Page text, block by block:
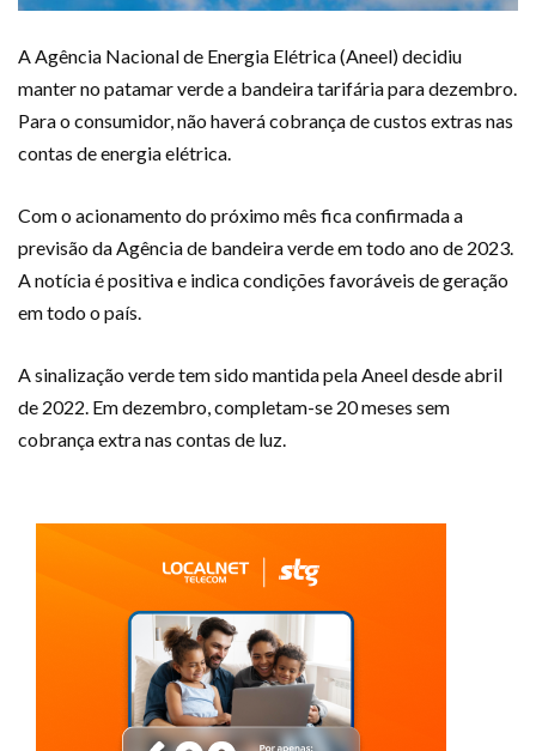
A Agência Nacional de Energia Elétrica (Aneel) decidiu
manter no patamar verde a bandeira tarifária para dezembro.
Para o consumidor, não haverá cobrança de custos extras nas
contas de energia elétrica.
Com o acionamento do próximo mês fica confirmada a
previsão da Agência de bandeira verde em todo ano de 2023.
A notícia é positiva e indica condições favoráveis de geração
em todo o país.
A sinalização verde tem sido mantida pela Aneel desde abril
de 2022. Em dezembro, completam-se 20 meses sem
cobrança extra nas contas de luz.